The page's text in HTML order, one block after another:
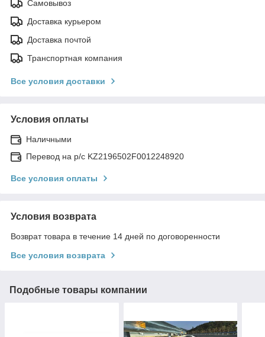
Самовывоз
Доставка курьером
Доставка почтой
Транспортная компания
Все условия доставки
Условия оплаты
Наличными
Перевод на р/с KZ2196502F0012248920
Все условия оплаты
Условия возврата
Возврат товара в течение 14 дней по договоренности
Все условия возврата
Подобные товары компании